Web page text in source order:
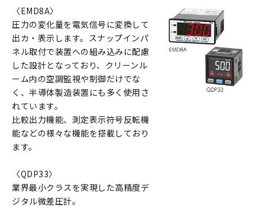
〈EMD8A〉
圧力の変化量を電気信号に変換して
出カ・表示します。スナップインパ
ネル取付で装置への組み込みに配慮
した設計となっており、クリーンル
ーム内の空調監視や制御だけでな
く、半導体製造装置にも多く使用さ
れています。
比較出力機能、測定表示符号反転機
能などの様々な機能を搭載しており
ます。
〈QDP33〉
業界最小クラスを実現した高精度デ
ジタル微差圧計。